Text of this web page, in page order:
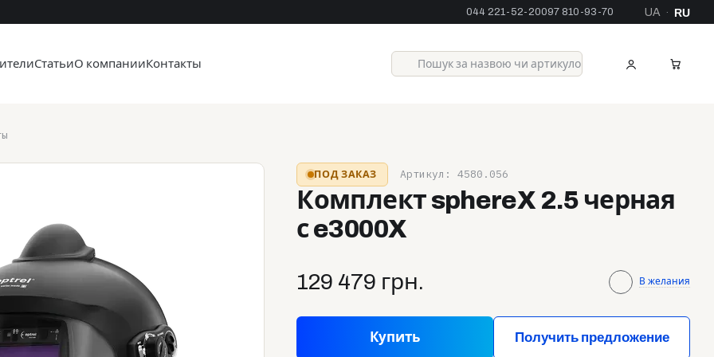
044 221-52-20097 810-93-70 UA · RU
СтатьиО компанииКонтакты
Комплект sphereX 2.5 черная
с e3000X
ПОД ЗАКАЗ Артикул: 4580.056
129 479 грн. В желания
Купить Получить предложение